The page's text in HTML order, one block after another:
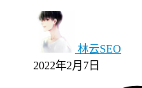
林云SEO
2022年2月7日